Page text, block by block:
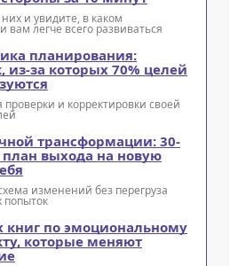
и увидите, в каком
вам легче всего развиваться
планирования:
из-за которых 70% целей
проверки и корректировки своей
трансформации: 30-
выхода на новую
изменений без перегруза
попыток
книг по эмоциональному
которые меняют